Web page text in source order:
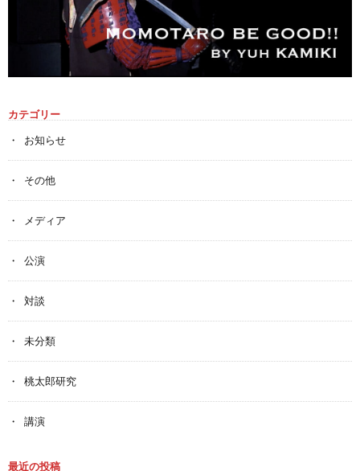
カテゴリー
お知らせ
その他
メディア
公演
対談
未分類
桃太郎研究
講演
最近の投稿